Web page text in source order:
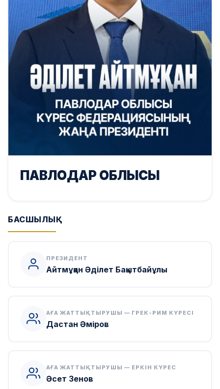
ПАВЛОДАР ОБЛЫСЫ
БАСШЫЛЫҚ
ПРЕЗИДЕНТ
Айтмұқан Әділет Бақытбайұлы
АҒА ЖАТТЫҚТЫРУШЫ — ГРЕК-РИМ КҮРЕСІ
Дастан Әміров
АҒА ЖАТТЫҚТЫРУШЫ — ЕРКІН КҮРЕС
Әсет Зенов